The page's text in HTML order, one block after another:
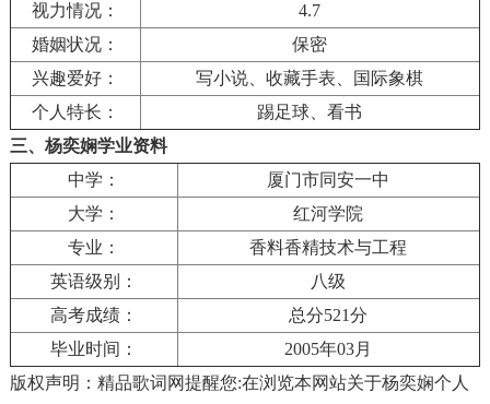
视力情况：
4.7
婚姻状况：
保密
兴趣爱好：
写小说、收藏手表、国际象棋
个人特长：
踢足球、看书
三、杨奕娴学业资料
中学：
厦门市同安一中
大学：
红河学院
专业：
香料香精技术与工程
英语级别：
八级
高考成绩：
总分521分
毕业时间：
2005年03月
版权声明：精品歌词网提醒您:在浏览本网站关于杨奕娴个人